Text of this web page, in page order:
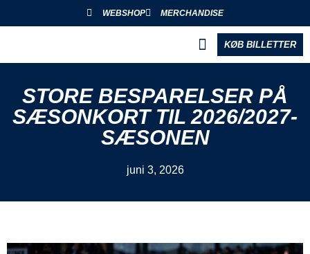
WEBSHOP MERCHANDISE
KØB BILLETTER
STORE BESPARELSER PÅ
SÆSONKORT TIL 2026/2027-
SÆSONEN
juni 3, 2026